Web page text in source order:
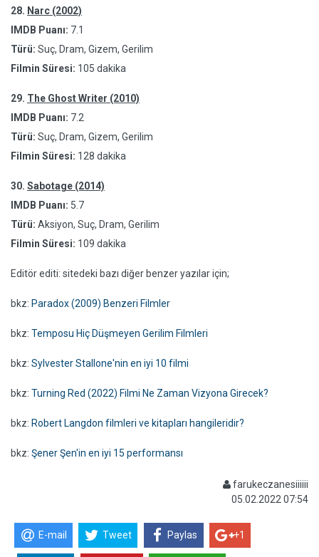
28. Narc (2002)
IMDB Puanı: 7.1
Türü: Suç, Dram, Gizem, Gerilim
Filmin Süresi: 105 dakika
29. The Ghost Writer (2010)
IMDB Puanı: 7.2
Türü: Suç, Dram, Gizem, Gerilim
Filmin Süresi: 128 dakika
30. Sabotage (2014)
IMDB Puanı: 5.7
Türü: Aksiyon, Suç, Dram, Gerilim
Filmin Süresi: 109 dakika
Editör editi: sitedeki bazı diğer benzer yazılar için;
bkz: Paradox (2009) Benzeri Filmler
bkz: Temposu Hiç Düşmeyen Gerilim Filmleri
bkz: Sylvester Stallone'nin en iyi 10 filmi
bkz: Turning Red (2022) Filmi Ne Zaman Vizyona Girecek?
bkz: Robert Langdon filmleri ve kitapları hangileridir?
bkz: Şener Şen'in en iyi 15 performansı
farukeczanesiiiiii
05.02.2022 07:54
E-mail Tweet Paylas +1